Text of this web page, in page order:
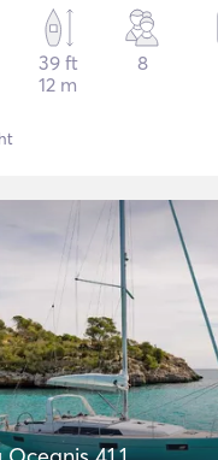
39 ft
12 m
8